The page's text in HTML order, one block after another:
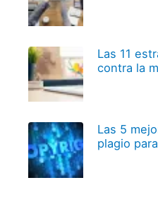
Las 11
contra la
Las 5
plagio